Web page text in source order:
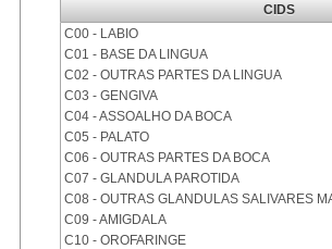
CIDS
C00 - LABIO
C01 - BASE DA LINGUA
C02 - OUTRAS PARTES DA LINGUA
C03 - GENGIVA
C04 - ASSOALHO DA BOCA
C05 - PALATO
C06 - OUTRAS PARTES DA BOCA
C07 - GLANDULA PAROTIDA
C08 - OUTRAS GLANDULAS SALIVARES
C09 - AMIGDALA
C10 - OROFARINGE